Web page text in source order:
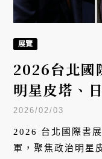
展覽
2026台北國
明星皮塔、
灣明星陶晶
誌的自由意
2026/02/03
2026 台北國際書
軍，聚焦政治明星